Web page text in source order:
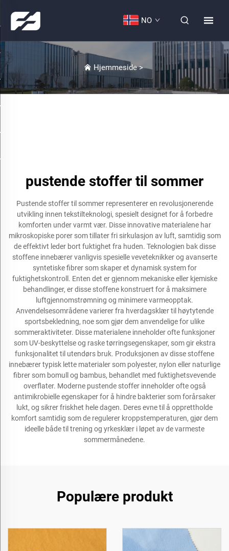
NO
Hjemmeside>
pustende stoffer til sommer
Pustende stoffer til sommer representerer en revolusjonerende
utvikling innen tekstilteknologi, spesielt designet for å forbedre
komforten under varmt vær. Disse innovative materialene har
mikroskopiske porer som tillater fri sirkulasjon av luft, samtidig som
de effektivt leder bort fuktighet fra huden. Teknologien bak disse
stoffene innebærer vanligvis spesielle veveteknikker og avanserte
syntetiske fibrer som skaper et dynamisk system for
fuktighetskontroll. Enten det er gjennom mekaniske eller kjemiske
behandlinger, er disse stoffene konstruert for å maksimere
luftgjennomstrømning og minimere varmeopptak.
Anvendelsesområdene varierer fra hverdagsklær til høytytende
sportsbekledning, noe som gjør dem anvendelige for ulike
sommeraktiviteter. Disse materialene inneholder ofte funksjoner
som UV-beskyttelse og raske tørringsegenskaper, som gir ekstra
funksjonalitet til utendørs bruk. Produksjonen av disse stoffene
innebærer typisk lette materialer som polyester, nylon eller naturlige
fibrer som bomull og bambus, behandlet med fuktighetsvevende
overflater. Moderne pustende stoffer inneholder ofte også
antimikrobielle egenskaper for å hindre bakterier som forårsaker
lukt, og sikrer friskhet hele dagen. Deres evne til å opprettholde
komfort samtidig som de regulerer kroppstemperaturen, gjør dem
ideelle både til trening og yrkesklær i løpet av de varmeste
sommermånedene.
Populære produkt